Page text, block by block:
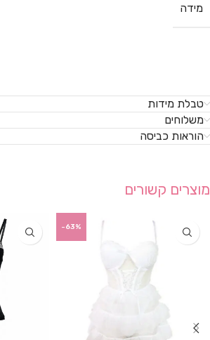
מידה
טבלת מידות
משלוחים
הוראות כביסה
מוצרים קשורים
-63%